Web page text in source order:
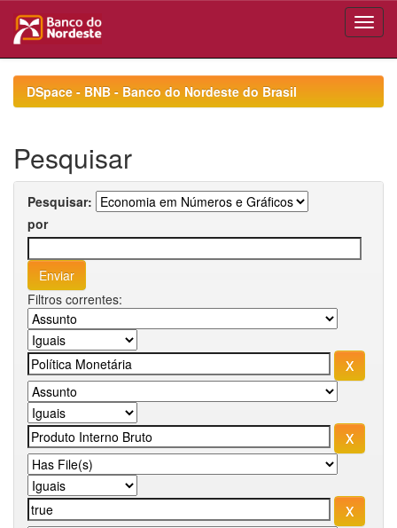
navigationDSpace - BNB - Banco do Nordeste do Brasil
Pesquisar
Pesquisar:
por
Filtros correntes: